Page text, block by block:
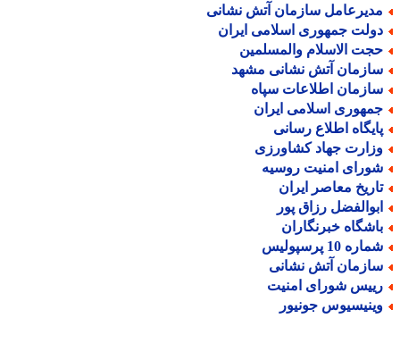
سازمان آتش نشانی
جمهوری اسلامی ایران
الاسلام والمسلمین
آتش نشانی مشهد
اطلاعات سپاه
اسلامی ایران
اطلاع رسانی
جهاد کشاورزی
امنیت روسیه
معاصر ایران
رزاق پور
خبرنگاران
10 پرسپولیس
آتش نشانی
شورای امنیت
جونیور